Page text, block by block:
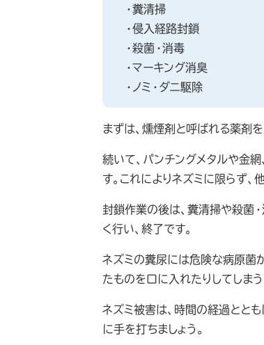
・糞清掃
・侵入経路封鎖
・殺菌・消毒
・マーキング消臭
・ノミ・ダニ駆除
まずは、燻煙剤と呼ばれる薬剤
続いて、パンチングメタルや金
す。これによりネズミに限らず、
封鎖作業の後は、糞清掃や殺菌
く行い、終了です。
ネズミの糞尿には危険な病原菌
たものを口に入れたりしてしま
ネズミ被害は、時間の経過とと
に手を打ちましょう。